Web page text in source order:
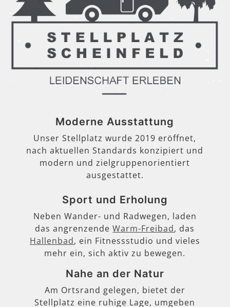
Moderne Ausstattung
Unser Stellplatz wurde 2019 eröffnet,
nach aktuellen Standards konzipiert und
modern und zielgruppenorientiert
ausgestattet.
Sport und Erholung
Neben Wander- und Radwegen, laden
das angrenzendeWarm-Freibad, das
Hallenbad, ein Fitnessstudio und vieles
mehr ein, sich aktiv zu bewegen.
Nahe an der Natur
Am Ortsrand gelegen, bietet der
Stellplatz eine ruhige Lage, umgeben